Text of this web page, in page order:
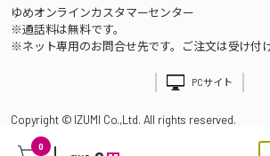
0
ゆめオンラインカスタマーセンター
※通話料は無料です。
※ネット専用のお問合せ先です。ご注文は受け付
PCサイト
Copyright © IZUMI Co.,Ltd. All rights reserved.